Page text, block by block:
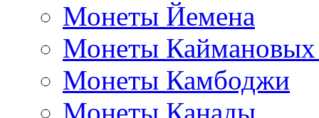
Монеты Йемена
Монеты Каймановых
Монеты Камбоджи